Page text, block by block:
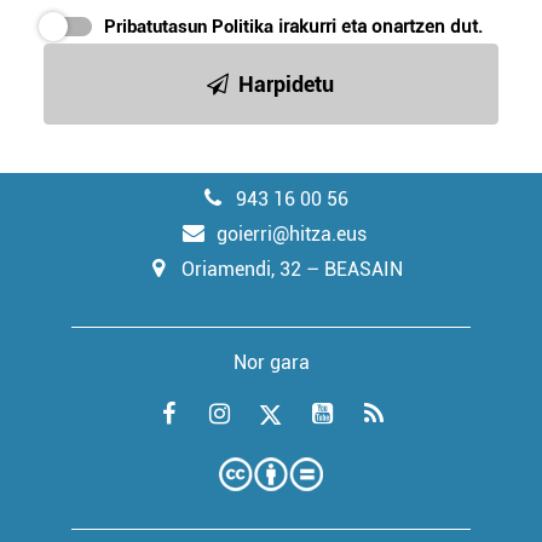
Pribatutasun Politika irakurri eta onartzen dut.
Harpidetu
943 16 00 56
goierri@hitza.eus
Oriamendi, 32 – BEASAIN
Nor gara